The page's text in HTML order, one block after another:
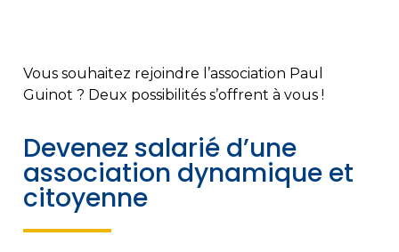
Vous souhaitez rejoindre l’association Paul
Guinot ? Deux possibilités s’offrent à vous !
Devenez salarié d’une
association dynamique et
citoyenne